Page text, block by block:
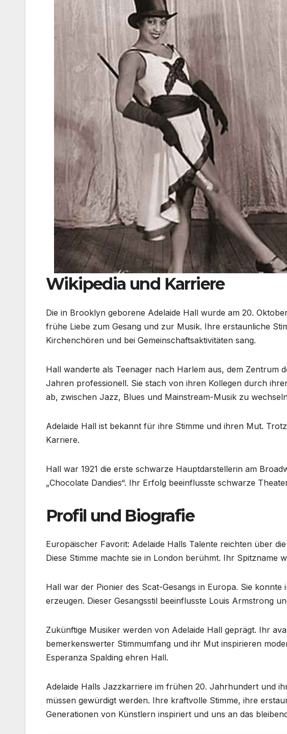
Wikipedia und Karriere
Die in Brooklyn geborene Adelaide Hall wurde am 20.
frühe Liebe zum Gesang und zur Musik. Ihre erstaunliche
Kirchenchören und bei Gemeinschaftsaktivitäten sang.
Hall wanderte als Teenager nach Harlem aus, dem Zentrum
Jahren professionell. Sie stach von ihren Kollegen durch
ab, zwischen Jazz, Blues und Mainstream-Musik zu
Adelaide Hall ist bekannt für ihre Stimme und ihren Mut.
Karriere.
Hall war 1921 die erste schwarze Hauptdarstellerin am
„Chocolate Dandies“. Ihr Erfolg beeinflusste schwarze
Profil und Biografie
Europäischer Favorit: Adelaide Halls Talente reichten über
Diese Stimme machte sie in London berühmt. Ihr Spitzname
Hall war der Pionier des Scat-Gesangs in Europa. Sie
erzeugen. Dieser Gesangsstil beeinflusste Louis Armstrong
Zukünftige Musiker werden von Adelaide Hall geprägt. Ihr
bemerkenswerter Stimmumfang und ihr Mut inspirieren
Esperanza Spalding ehren Hall.
Adelaide Halls Jazzkarriere im frühen 20. Jahrhundert und
müssen gewürdigt werden. Ihre kraftvolle Stimme, ihre
Generationen von Künstlern inspiriert und uns an das